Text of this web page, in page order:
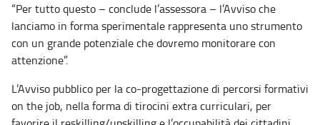
“Per tutto questo – conclude l’assessora – l’Avviso che
lanciamo in forma sperimentale rappresenta uno strumento
con un grande potenziale che dovremo monitorare con
attenzione”.
L’Avviso pubblico per la co-progettazione di percorsi formativi
on the job, nella forma di tirocini extra curriculari, per